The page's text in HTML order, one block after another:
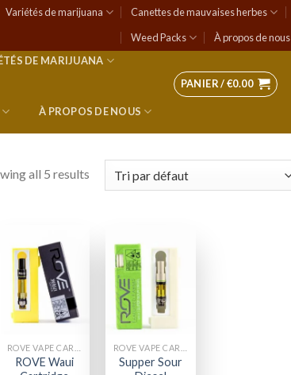
Variétés de marijuana Canettes de mauvaises herbes
Weed Packs
À propos de nous
DE MARIJUANA
À PROPOS DE NOUS
PANIER /€0.00
all 5 results
Add to
wishlist
ROVE Waui
Add to
wishlist
Supper Sour